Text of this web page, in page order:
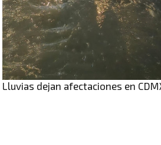
Lluvias dejan afectaciones en